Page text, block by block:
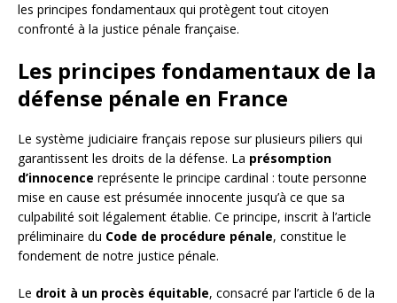
les principes fondamentaux qui protègent tout citoyen
confronté à la justice pénale française.
Les principes fondamentaux de la
défense pénale en France
Le système judiciaire français repose sur plusieurs piliers qui
garantissent les droits de la défense. La présomption
d’innocence représente le principe cardinal : toute personne
mise en cause est présumée innocente jusqu’à ce que sa
culpabilité soit légalement établie. Ce principe, inscrit à l’article
préliminaire du Code de procédure pénale, constitue le
fondement de notre justice pénale.
Le droit à un procès équitable, consacré par l’article 6 de la